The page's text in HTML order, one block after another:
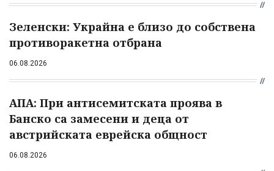
Зеленски: Украйна е близо до собствена
противоракетна отбрана
06.08.2026
АПА: При антисемитската проява в
Банско са замесени и деца от
австрийската еврейска общност
06.08.2026